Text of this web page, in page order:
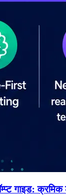
गाइड: क्रमिक